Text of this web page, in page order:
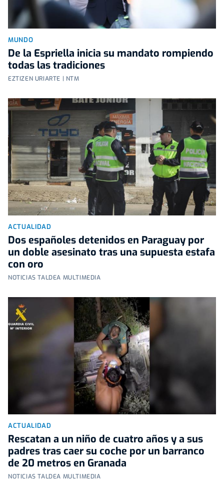
MUNDO
De la Espriella inicia su mandato rompiendo
todas las tradiciones
EZTIZEN URIARTE | NTM
ACTUALIDAD
Dos españoles detenidos en Paraguay por
un doble asesinato tras una supuesta estafa
con oro
NOTICIAS TALDEA MULTIMEDIA
ACTUALIDAD
Rescatan a un niño de cuatro años y a sus
padres tras caer su coche por un barranco
de 20 metros en Granada
NOTICIAS TALDEA MULTIMEDIA